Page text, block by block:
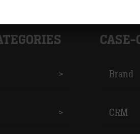
>
>
CASE-
Brand
CRM